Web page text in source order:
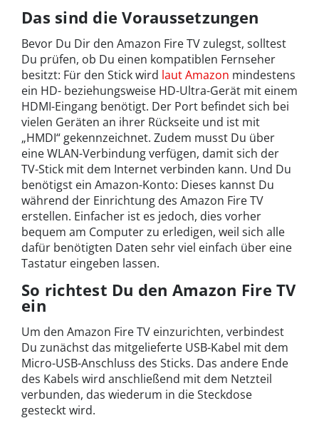
Das sind die Voraussetzungen
Bevor Du Dir den Amazon Fire TV zulegst, solltest
Du prüfen, ob Du einen kompatiblen Fernseher
besitzt: Für den Stick wird laut Amazon mindestens
ein HD- beziehungsweise HD-Ultra-Gerät mit einem
HDMI-Eingang benötigt. Der Port befindet sich bei
vielen Geräten an ihrer Rückseite und ist mit
„HMDI“ gekennzeichnet. Zudem musst Du über
eine WLAN-Verbindung verfügen, damit sich der
TV-Stick mit dem Internet verbinden kann. Und Du
benötigst ein Amazon-Konto: Dieses kannst Du
während der Einrichtung des Amazon Fire TV
erstellen. Einfacher ist es jedoch, dies vorher
bequem am Computer zu erledigen, weil sich alle
dafür benötigten Daten sehr viel einfach über eine
Tastatur eingeben lassen.
So richtest Du den Amazon Fire TV
ein
Um den Amazon Fire TV einzurichten, verbindest
Du zunächst das mitgelieferte USB-Kabel mit dem
Micro-USB-Anschluss des Sticks. Das andere Ende
des Kabels wird anschließend mit dem Netzteil
verbunden, das wiederum in die Steckdose
gesteckt wird.